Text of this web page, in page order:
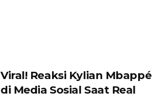
Viral! Reaksi Kylian Mbappé
di Media Sosial Saat Real